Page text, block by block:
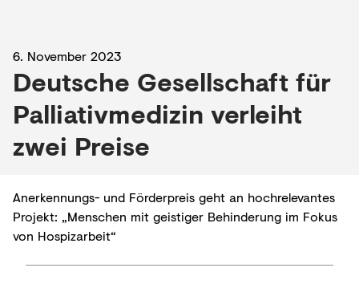
6. November 2023
Deutsche Gesellschaft für
Palliativmedizin verleiht
zwei Preise
Anerkennungs- und Förderpreis geht an hochrelevantes
Projekt: „Menschen mit geistiger Behinderung im Fokus
von Hospizarbeit“